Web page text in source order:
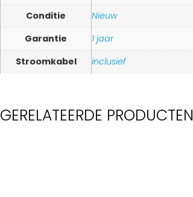
Conditie
Nieuw
Garantie
1 jaar
Stroomkabel
inclusief
GERELATEERDE PRODUCTEN